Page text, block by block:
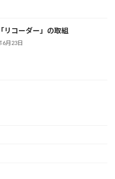
リコーダー」の取組
6月23日